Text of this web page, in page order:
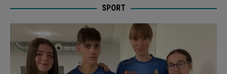
SPORT